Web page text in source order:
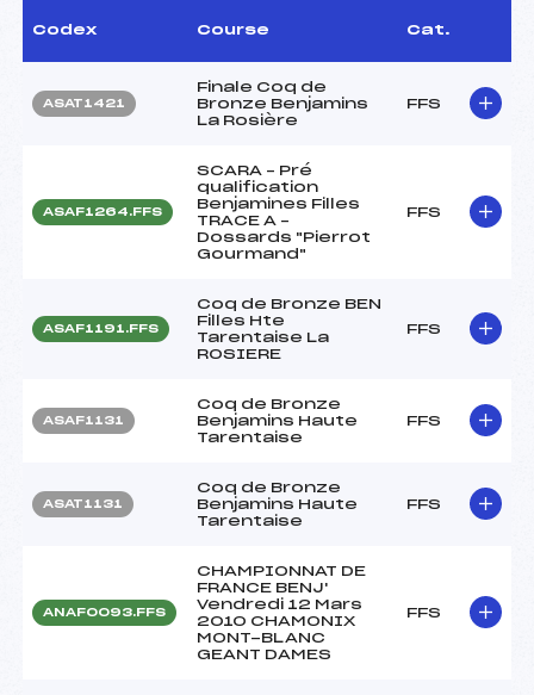
Codex Course Cat.
ASAT1421
Finale Coq de
Bronze Benjamins
La Rosière
FFS
ASAF1264.FFS
SCARA – Pré
qualification
Benjamines Filles
TRACE A –
Dossards "Pierrot
Gourmand"
FFS
ASAF1191.FFS
Coq de Bronze BEN
Filles Hte
Tarentaise La
ROSIERE
FFS
ASAF1131
Coq de Bronze
Benjamins Haute
Tarentaise
FFS
ASAT1131
Coq de Bronze
Benjamins Haute
Tarentaise
FFS
ANAF0093.FFS
CHAMPIONNAT DE
FRANCE BENJ'
Vendredi 12 Mars
2010 CHAMONIX
MONT-BLANC
GEANT DAMES
FFS